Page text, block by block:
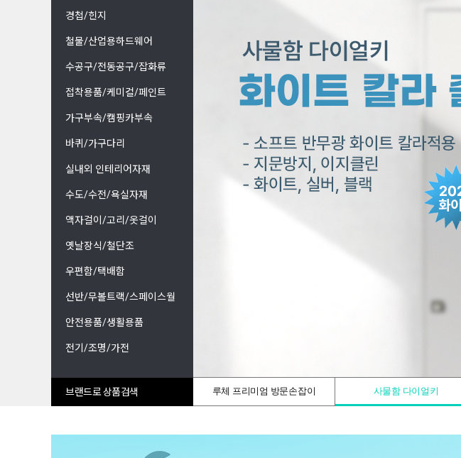
경첩/힌지
철물/산업용하드웨어
수공구/전동공구/잡화류
접착용품/케미컬/페인트
가구부속/캠핑카부속
바퀴/가구다리
실내외 인테리어자재
수도/수전/욕실자재
액자걸이/고리/옷걸이
옛날장식/철단조
우편함/택배함
선반/무볼트랙/스페이스월
안전용품/생활용품
전기/조명/가전
브랜드로 상품검색 루체 프리미엄 방문손잡이 사물함 다이얼키